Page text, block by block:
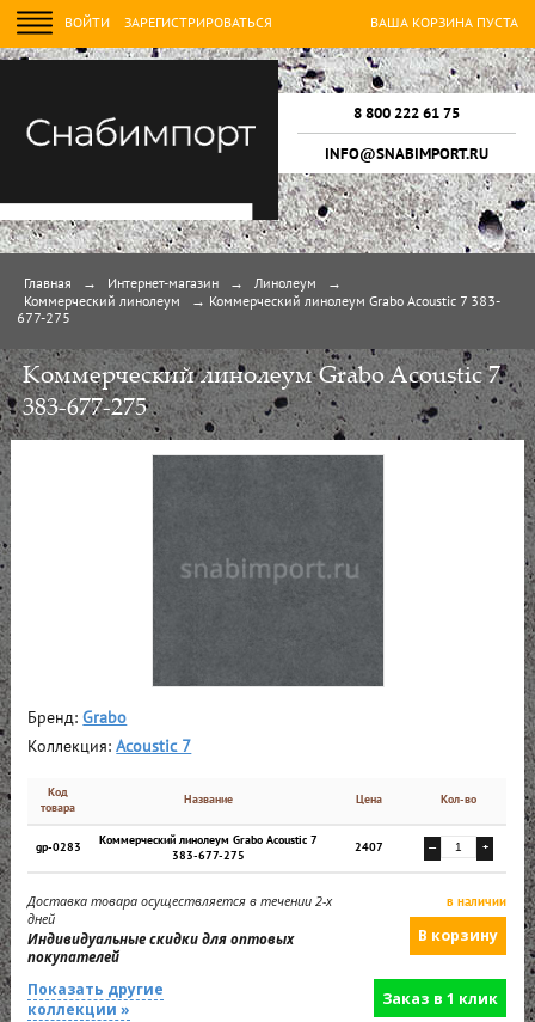
ВОЙТИ ЗАРЕГИСТРИРОВАТЬСЯ ВАША КОРЗИНА ПУСТА
8 800 222 61 75
INFO@SNABIMPORT.RU
Главная → Интернет-магазин → Линолеум
→
Коммерческий линолеум
→
Коммерческий линолеум Grabo Acoustic 7 383-
677-275
Коммерческий линолеум Grabo Acoustic 7
383-677-275
Бренд:Grabo
Коллекция:Acoustic 7
Код
товара
Название Цена Кол-во
gp-0283
Коммерческий линолеум Grabo Acoustic 7
383-677-275
2407 — +
Доставка товара осуществляется в течении 2-х
дней
Индивидуальные скидки для оптовых
покупателей
в наличии
Показать другие
коллекции »
Заказ в 1 клик